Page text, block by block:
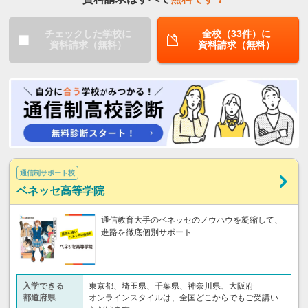
チェックした学校に
資料請求（無料）
全校（33件）に
資料請求（無料）
通信制サポート校
ベネッセ高等学院
通信教育大手のベネッセのノウハウを凝縮して、
進路を徹底個別サポート
入学できる
都道府県
東京都、埼玉県、千葉県、神奈川県、大阪府
オンラインスタイルは、全国どこからでもご受講い